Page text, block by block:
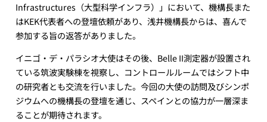
Infrastructures（大型科学インフラ）」において、機構長また
はKEK代表者への登壇依頼があり、浅井機構長からは、喜んで
参加する旨の返答がありました。
イニゴ・デ・パラシオ大使はその後、Belle II測定器が設置され
ている筑波実験棟を視察し、コントロールルームではシフト中
の研究者とも交流を行いました。今回の大使の訪問及びシンポ
ジウムへの機構長の登壇を通じ、スペインとの協力が一層深ま
ることが期待されます。